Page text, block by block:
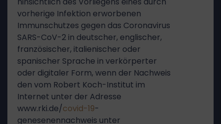
vorherige Infektion erworbenen
Immunschutzes gegen das Coronavirus
SARS-CoV-2 in deutscher, englischer,
französischer, italienischer oder
spanischer Sprache in verkörperter
oder digitaler Form, wenn der Nachweis
den vom Robert Koch-Institut im
Internet unter der Adresse
www.rki.de/covid-19-
genesenennachweis unter